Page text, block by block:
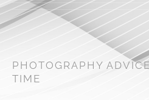
PHOTOGRAPHY
TIME